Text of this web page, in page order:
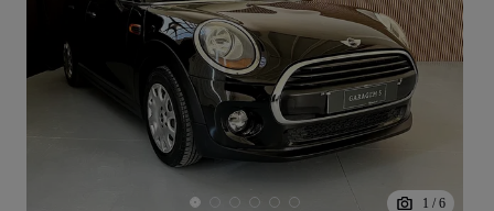
1 / 6